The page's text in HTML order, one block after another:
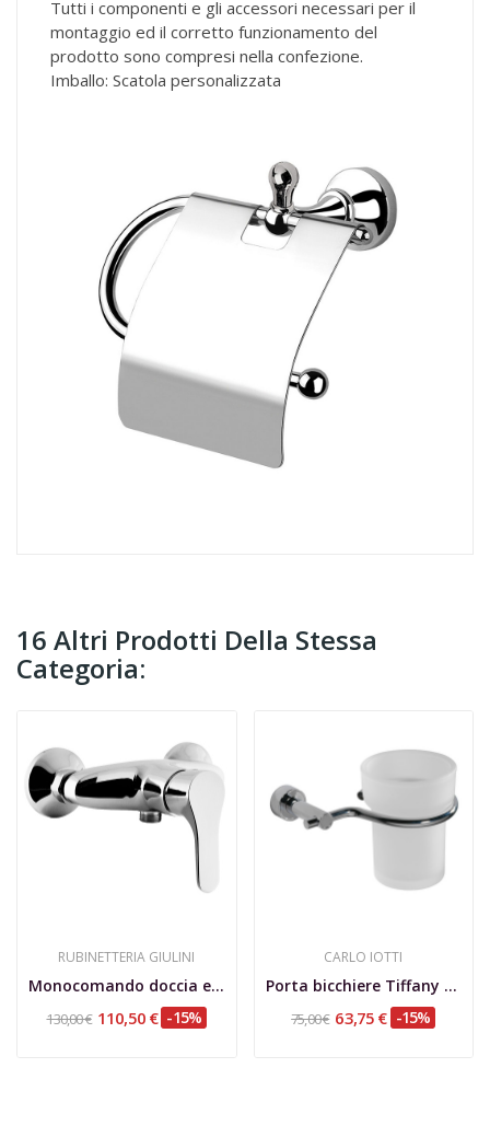
Tutti i componenti e gli accessori necessari per il
montaggio ed il corretto funzionamento del
prodotto sono compresi nella confezione.
Imballo: Scatola personalizzata
16 Altri Prodotti Della Stessa
Categoria:
RUBINETTERIA GIULINI
Monocomando doccia esterno Lady
130,00 € 110,50 € -15%
CARLO IOTTI
Porta bicchiere Tiffany con vetro
75,00 € 63,75 € -15%